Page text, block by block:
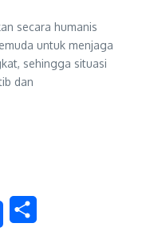
secara humanis
untuk menjaga
sehingga situasi
dan